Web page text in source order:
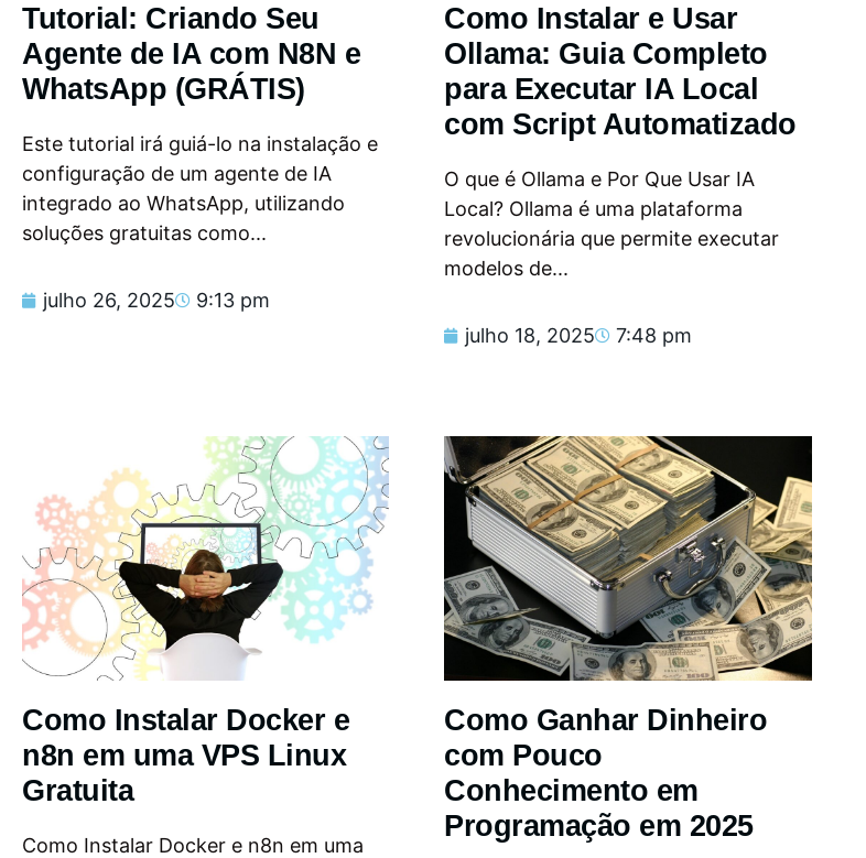
Tutorial: Criando Seu
Agente de IA com N8N e
WhatsApp (GRÁTIS)
Este tutorial irá guiá-lo na instalação e
configuração de um agente de IA
integrado ao WhatsApp, utilizando
soluções gratuitas como...
julho 26, 2025 9:13 pm
Como Instalar e Usar
Ollama: Guia Completo
para Executar IA Local
com Script Automatizado
O que é Ollama e Por Que Usar IA
Local? Ollama é uma plataforma
revolucionária que permite executar
modelos de...
julho 18, 2025 7:48 pm
Como Instalar Docker e
n8n em uma VPS Linux
Gratuita
Como Instalar Docker e n8n em uma
Como Ganhar Dinheiro
com Pouco
Conhecimento em
Programação em 2025